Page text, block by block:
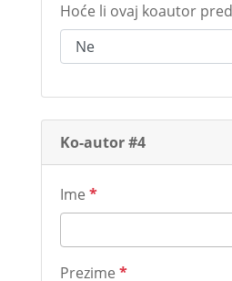
Hoće li ovaj koautor
Ko-autor #4
Ime *
Prezime *